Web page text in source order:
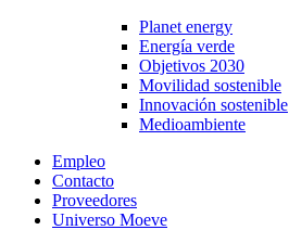
Planet energy
Energía verde
Objetivos 2030
Movilidad sostenible
Innovación sostenible
Medioambiente
Empleo
Contacto
Proveedores
Universo Moeve